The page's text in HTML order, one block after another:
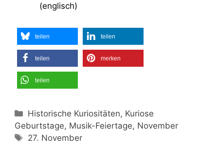
(englisch)
teilen teilen
teilen merken
teilen
Kategorien
Historische Kuriositäten, Kuriose
Geburtstage, Musik-Feiertage, November
Schlagwörter
27. November